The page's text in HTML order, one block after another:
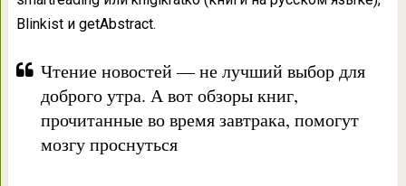
Blinkist и getAbstract.
Чтение новостей — не лучший выбор для
доброго утра. А вот обзоры книг,
прочитанные во время завтрака, помогут
мозгу проснуться